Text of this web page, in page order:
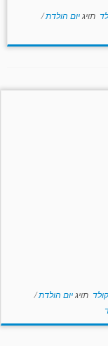
תויגיום הולדת/
תויגיום הולדת/